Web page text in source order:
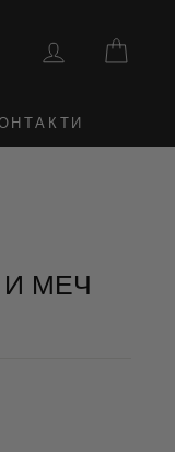
ВЛЕЗТЕ
МЕЧ